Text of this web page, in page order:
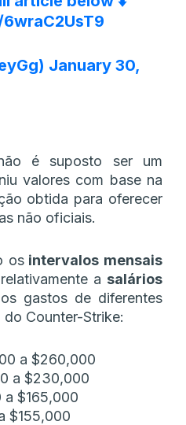
January 30,
é suposto ser um
valores com base na
obtida para oferecer
não oficiais.
osintervalos mensais
a salários
gastos de diferentes
Counter-Strike:
a $260,000
a $230,000
a $165,000
$155,000